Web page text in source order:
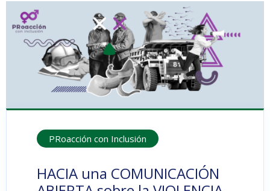
PRoacción con Inclusión
HACIA una COMUNICACIÓN